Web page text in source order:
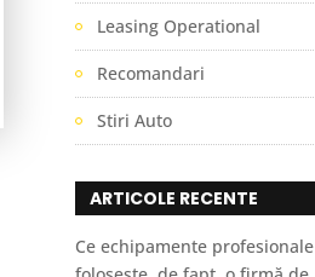
Leasing Operational
Recomandari
Stiri Auto
ARTICOLE RECENTE
Ce echipamente profesionale